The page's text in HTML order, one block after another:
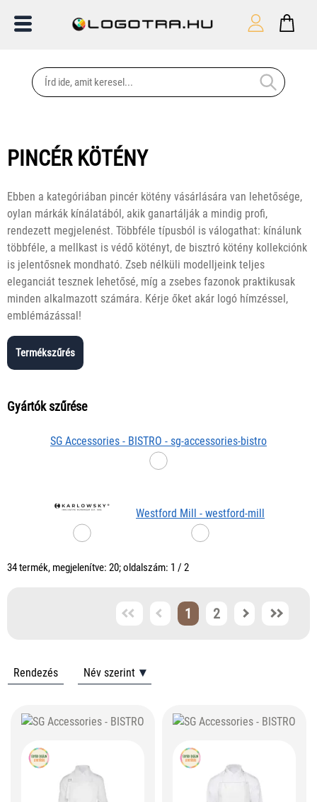
PINCÉR KÖTÉNY
Ebben a kategóriában pincér kötény vásárlására van lehetősége,
oylan márkák kínálatából, akik ganartálják a mindig profi,
rendezett megjelenést. Többféle típusból is válogathat: kínálunk
többféle, a mellkast is védő kötényt, de bisztró kötény kollekciónk
is jelentősnek mondható. Zseb nélküli modelljeink teljes
eleganciát tesznek lehetősé, míg a zsebes fazonok praktikusak
minden alkalmazott számára. Kérje őket akár logó hímzéssel,
emblémázással!
Termékszűrés
Gyártók szűrése
SG Accessories - BISTRO - sg-accessories-bistro
Westford Mill - westford-mill
34 termék, megjelenítve: 20; oldalszám: 1 / 2
1 2
Rendezés Név szerint